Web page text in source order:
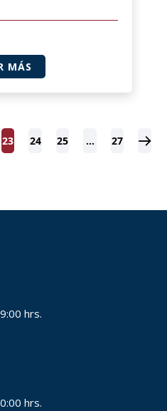
MÁS
23 24 25 … 27